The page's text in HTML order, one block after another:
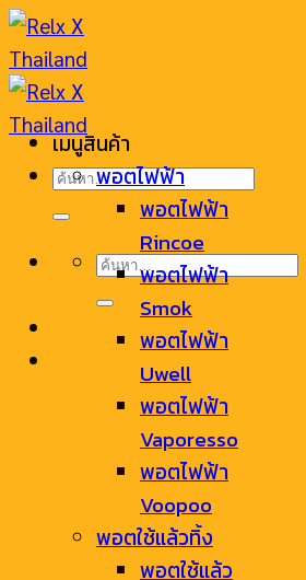
Skip
to
content
ค้นหา:
ค้นหา:
เมนูสินค้า
พอตไฟฟ้า
พอตไฟฟ้า
Rincoe
พอตไฟฟ้า
Smok
พอตไฟฟ้า
Uwell
พอตไฟฟ้า
Vaporesso
พอตไฟฟ้า
Voopoo
พอตใช้แล้วทิ้ง
พอตใช้แล้ว